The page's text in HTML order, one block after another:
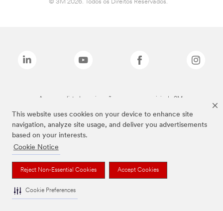
This website uses cookies on your device to enhance site
navigation, analyze site usage, and deliver you advertisements
based on your interests.
Cookie Notice
Reject Non-Essential Cookies Accept Cookies
Cookie Preferences
© 3M 2026. Todos os Direitos Reservados.
As marcas listadas a cima são marcas comerciais da 3M.